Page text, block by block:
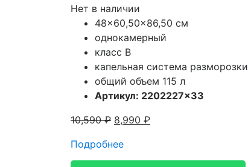
Нет в наличии
48×60,50×86,50 см
однокамерный
класс В
капельная система разморозки
общий объем 115 л
Артикул: 2202227×33
10,590₽ 8,990 ₽
Подробнее